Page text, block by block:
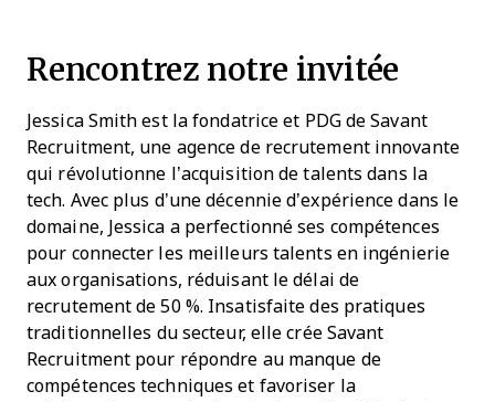
Rencontrez notre invitée
Jessica Smith est la fondatrice et PDG de Savant
Recruitment, une agence de recrutement innovante
qui révolutionne l’acquisition de talents dans la
tech. Avec plus d’une décennie d’expérience dans le
domaine, Jessica a perfectionné ses compétences
pour connecter les meilleurs talents en ingénierie
aux organisations, réduisant le délai de
recrutement de 50 %. Insatisfaite des pratiques
traditionnelles du secteur, elle crée Savant
Recruitment pour répondre au manque de
compétences techniques et favoriser la